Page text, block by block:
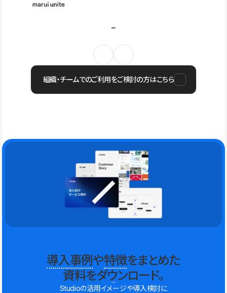
組織・チームでのご利用をご検討の方はこちら
導入事例や特徴をまとめた
資料をダウンロード。
Studioの活用イメージや導入検討に